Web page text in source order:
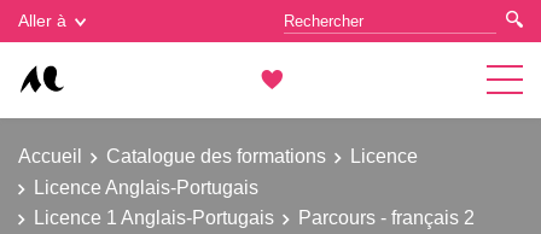
Aller à
Accueil Catalogue des formations
Licence
Licence Anglais-Portugais
Licence 1 Anglais-Portugais
Parcours - français 2
Gestion des cookies